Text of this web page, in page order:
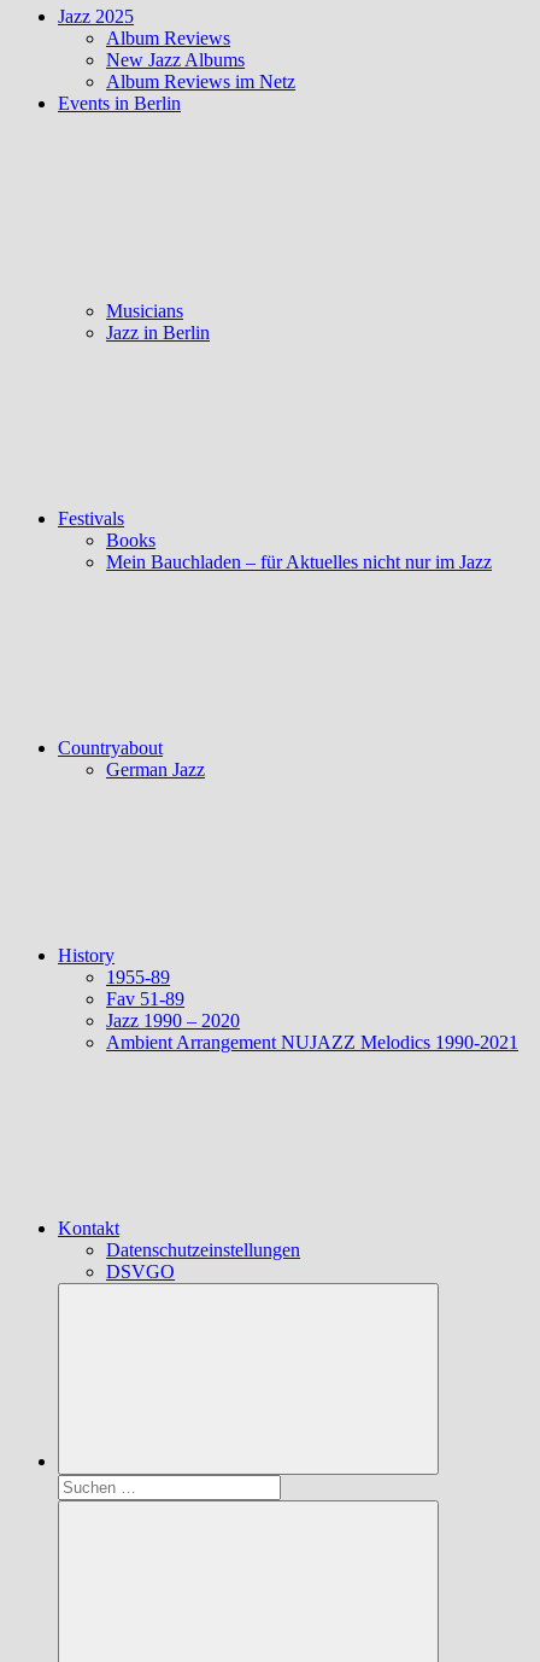
Jazz 2025
Album Reviews
New Jazz Albums
Album Reviews im Netz
Events in Berlin
Musicians
Jazz in Berlin
Festivals
Books
Mein Bauchladen – für Aktuelles nicht nur im Jazz
Countryabout
German Jazz
History
1955-89
Fav 51-89
Jazz 1990 – 2020
Ambient Arrangement NUJAZZ Melodics 1990-2021
Kontakt
Datenschutzeinstellungen
DSVGO
Suchen
nach: